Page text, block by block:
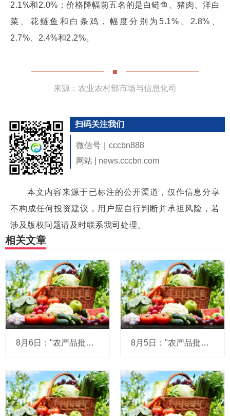
2.1%和2.0%；价格降幅前五名的是白鲢鱼、猪肉、洋白
菜、花鲢鱼和白条鸡，幅度分别为5.1%、2.8%、
2.7%、2.4%和2.2%。
来源：农业农村部市场与信息化司
扫码关注我们
微信号｜cccbn888
网站 | news.cccbn.com
本文内容来源于已标注的公开渠道，仅作信息分享
不构成任何投资建议，用户应自行判断并承担风险，若
涉及版权问题请及时联系我司处理。
相关文章
8月6日："农产品批发价格200指数"比昨天上升0.17个点 8月5日："农产品批发价格200指数"比昨天上升0.07个点